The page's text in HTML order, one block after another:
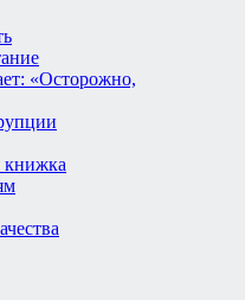
«Осторожно,
книжка